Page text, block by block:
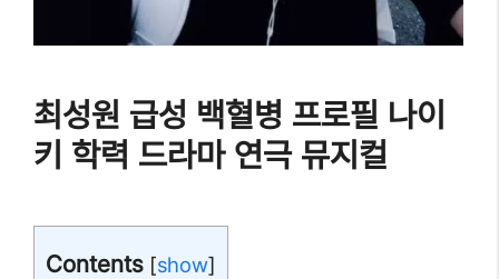
최성원 급성 백혈병 프로필 나이
키 학력 드라마 연극 뮤지컬
Contents [show]